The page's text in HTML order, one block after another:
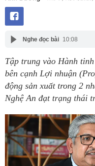
Nghe đọc bài 10:08
Tập trung vào Hành
bên cạnh Lợi nhuận
động sản xuất trong 2
Nghệ An đạt trạng thái